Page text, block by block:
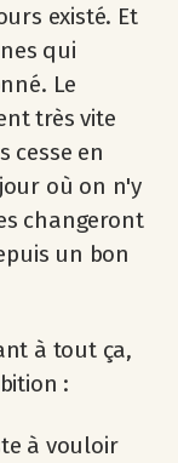
existé. Et
qui
Le
très vite
cesse en
où on n'y
changeront
un bon
à tout ça,
:
à vouloir